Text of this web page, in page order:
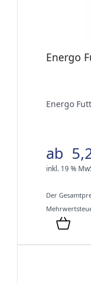
Energo
Energo
ab
inkl. 19 %
Der